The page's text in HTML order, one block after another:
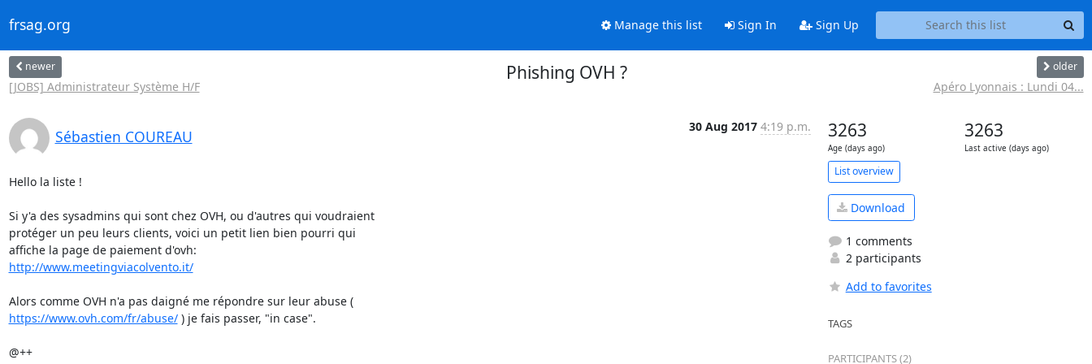
frsag.org Manage this list Sign In Sign Up
newer
[JOBS] Administrateur Système H/F
Phishing OVH ? older
Apéro Lyonnais : Lundi 04...
Sébastien COUREAU
30 Aug 2017 4:19 p.m.
Hello la liste !
Si y'a des sysadmins qui sont chez OVH, ou d'autres qui voudraient
protéger un peu leurs clients, voici un petit lien bien pourri qui
http://www.meetingviacolvento.it/
https://www.ovh.com/fr/abuse/ ) je fais passer, "in case".
@++
3263
Age (days ago)
3263
Last active (days ago)
List overview
Download
1 comments
2 participants
Add to favorites
TAGS
PARTICIPANTS (2)